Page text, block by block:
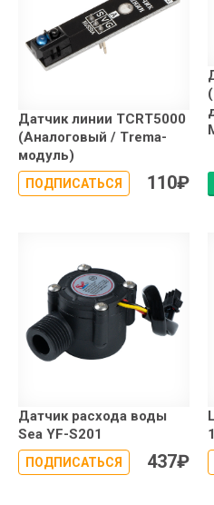
Датчик линии TCRT5000
(Аналоговый / Trema-
модуль)
ПОДПИСАТЬСЯ 110₽
Датчик расхода воды
Sea YF-S201
ПОДПИСАТЬСЯ 437₽